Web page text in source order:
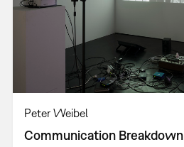
Peter Weibel
Communication Breakdown